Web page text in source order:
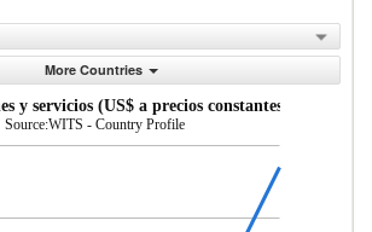
More Countries
y servicios (US$ a precios constantes de 2010)
Source:WITS - Country Profile